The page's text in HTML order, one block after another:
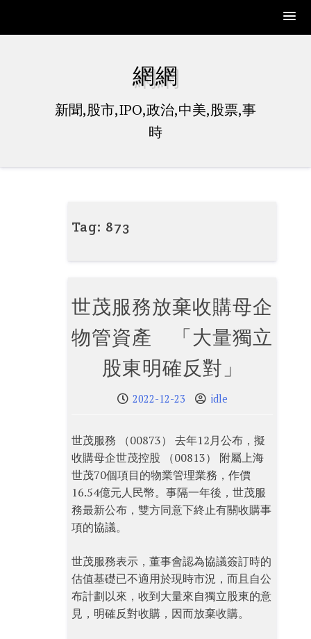
網網
新聞,股市,IPO,政治,中美,股票,事
時
Tag: 873
世茂服務放棄收購母企
物管資產 「大量獨立
股東明確反對」
2022-12-23 idle
世茂服務 （00873） 去年12月公布，擬
收購母企世茂控股 （00813） 附屬上海
世茂70個項目的物業管理業務，作價
16.54億元人民幣。事隔一年後，世茂服
務最新公布，雙方同意下終止有關收購事
項的協議。
世茂服務表示，董事會認為協議簽訂時的
估值基礎已不適用於現時市況，而且自公
布計劃以來，收到大量來自獨立股東的意
見，明確反對收購，因而放棄收購。